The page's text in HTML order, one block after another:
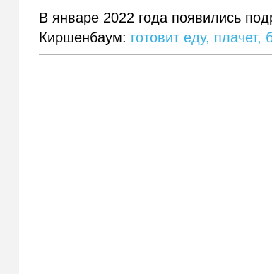
В январе 2022 года появились
Киршенбаум: готовит еду,